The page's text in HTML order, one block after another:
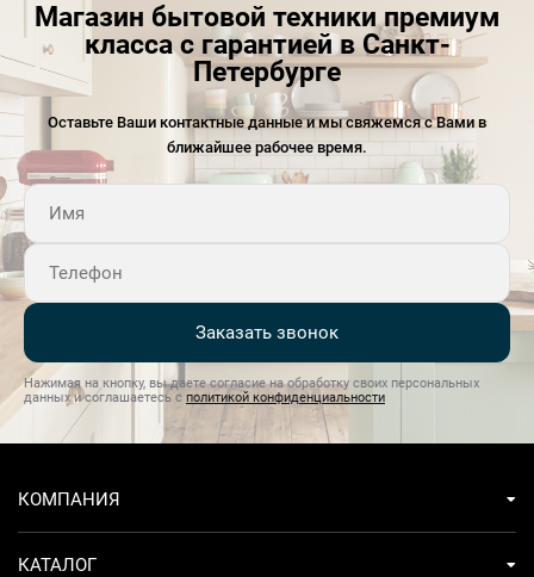
Магазин бытовой техники премиум
класса с гарантией в Санкт-
Петербурге
Оставьте Ваши контактные данные и мы свяжемся с Вами в
ближайшее рабочее время.
Заказать звонок
Нажимая на кнопку, вы даете согласие на обработку своих персональных
данных и соглашаетесь с политикой конфиденциальности
КОМПАНИЯ
КАТАЛОГ